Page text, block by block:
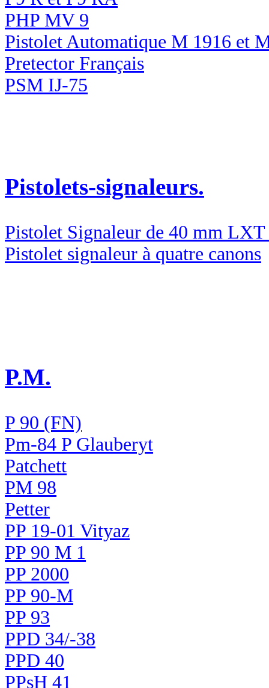
PHP MV 9
Pistolet Automatique M 1916 et
Pretector Français
PSM IJ-75
Pistolets-signaleurs.
Pistolet Signaleur de 40 mm
Pistolet signaleur à quatre canons
P.M.
P 90 (FN)
Pm-84 P Glauberyt
Patchett
PM 98
Petter
PP 19-01 Vityaz
PP 90 M 1
PP 2000
PP 90-M
PP 93
PPD 34/-38
PPD 40
PPsH 41